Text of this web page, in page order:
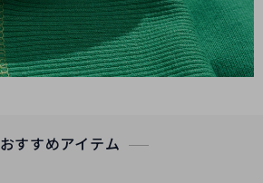
おすすめアイテム